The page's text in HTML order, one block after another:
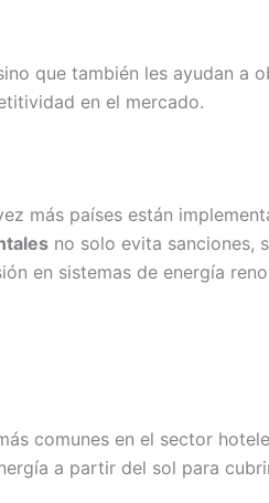
que también les ayudan a
en el mercado.
más países están
no solo evita sanciones,
en sistemas de energía
comunes en el sector
a partir del sol para